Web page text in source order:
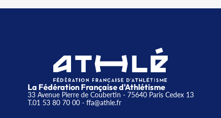
La Fédération Française d'Athlétisme
33 Avenue Pierre de Coubertin - 75640 Paris Cedex 13
T.01 53 80 70 00- ffa@athle.fr